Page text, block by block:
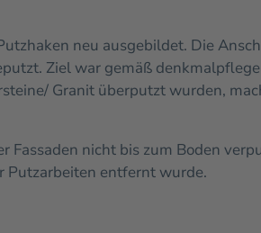
neu ausgebildet. Die
Ziel war gemäß
Granit überputzt wurden,
nicht bis zum Boden
Putzarbeiten entfernt wurde.